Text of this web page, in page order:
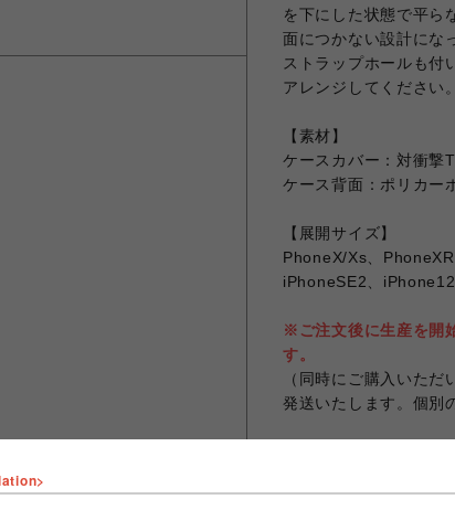
を下にした状態で平ら
面につかない設計にな
ストラップホールも付
アレンジしてください。
【素材】
ケースカバー：対衝撃
ケース背面：ポリカー
【展開サイズ】
PhoneX/Xs、
iPhoneSE2、
※ご注文後に生産を開
す。
（同時にご購入いた
発送いたします。個別
※同一注文での商品代
なります。